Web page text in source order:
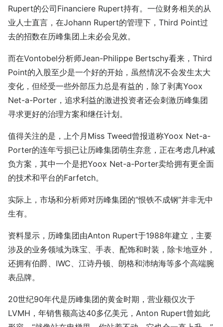
Rupert的公司Financiere Rupert持有。一位财务相关的从
业人士直言，在Johann Rupert的管理下，Third Point过
去的招数在历峰集团上未必会见效。
而在Vontobel分析师Jean-Philippe Bertschy看来，Third
Point的入股至少是一个好的开始，虽然情况不会发生太大
变化，但经受一些外部压力总是有益的，除了剥离Yoox
Net-a-Porter，追求利益的激进投资者还会刺激历峰集团
寻求更好的治理方案和继任计划。
值得关注的是，上个月Miss Tweed曾报道称Yoox Net-a-
Porter的连年亏损已让历峰集团萌生弃意，正在考虑几种减
负方案，其中一个是把Yoox Net-a-Porter卖给拥有更全面
的技术和平台的Farfetch。
实际上，市场和分析师对历峰集团的“恨铁不成钢”并非无中
生有。
资料显示，历峰集团由Anton Rupert于1988年建立，主要
涉及的业务领域为珠宝、手表、配饰和时装，除卡地亚外，
还拥有伯爵、IWC、江诗丹顿、朗格和沛纳海等多个高端腕
表品牌。
20世纪90年代是历峰集团的黄金时期，营业额仅次于
LVMH，年销售额高达40多亿美元，Anton Rupert曾如此